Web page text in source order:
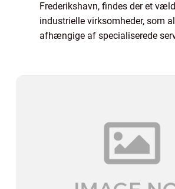
Frederikshavn, findes der et
industrielle virksomheder, som
afhængige af specialiserede